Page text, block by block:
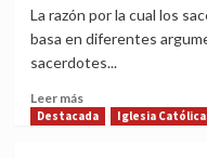
7
pecados
y
significan
La razón por la cual los
basa en diferentes
sacerdotes...
Leer másRead
more
Destacada Iglesia Católica